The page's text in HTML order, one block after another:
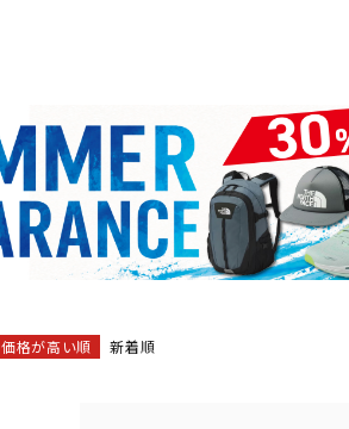
陸上競技用ウィメンズウ
陸上競技用ソックス
その他アクセサリー
ジ
その
価格が高い順 新着順